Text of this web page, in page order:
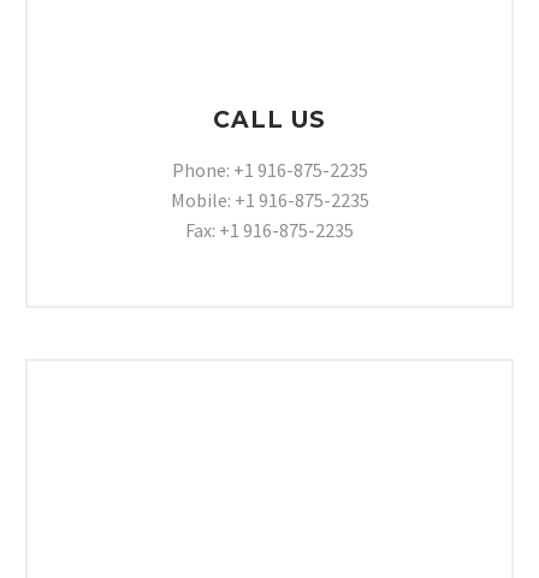
CALL US
Phone: +1 916-875-2235
Mobile: +1 916-875-2235
Fax: +1 916-875-2235